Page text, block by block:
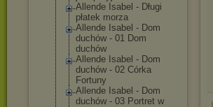
Allende Isabel - Długi
płatek morza
Allende Isabel - Dom
duchów - 01 Dom
duchów
Allende Isabel - Dom
duchów - 02 Córka
Fortuny
Allende Isabel - Dom
duchów - 03 Portret w